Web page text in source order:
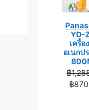
YD-
เครื่อ
อเนกป
฿
฿